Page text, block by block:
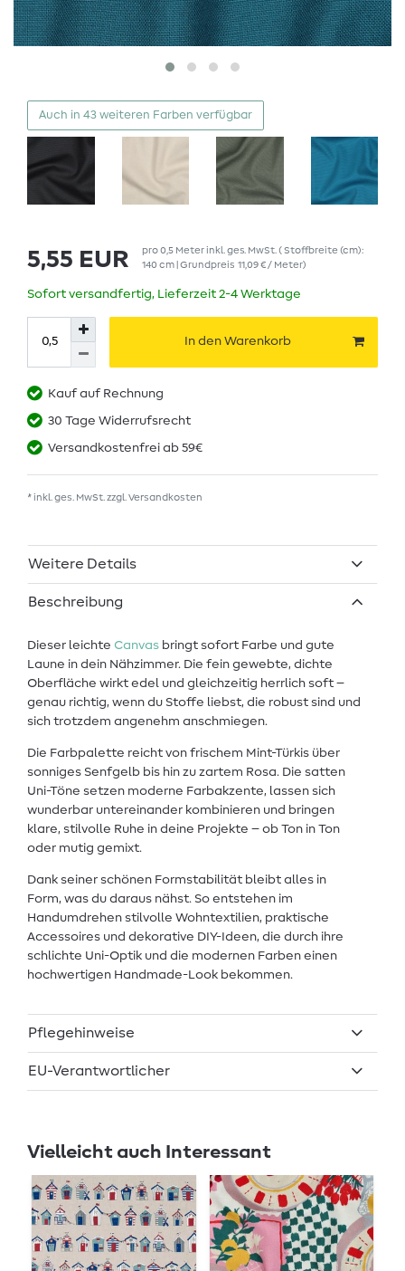
Auch in 43 weiteren Farben verfügbar
5,55 EUR pro0,5 Meterinkl. ges. MwSt. ( Stoffbreite (cm):
140 cm | Grundpreis 11,09 € / Meter)
Sofort versandfertig, Lieferzeit 2-4 Werktage
In den Warenkorb
Kauf auf Rechnung
30 Tage Widerrufsrecht
Versandkostenfrei ab 59€
* inkl. ges. MwSt. zzgl. Versandkosten
Weitere Details
Beschreibung
Dieser leichte Canvas bringt sofort Farbe und gute
Laune in dein Nähzimmer. Die fein gewebte, dichte
Oberfläche wirkt edel und gleichzeitig herrlich soft –
genau richtig, wenn du Stoffe liebst, die robust sind und
sich trotzdem angenehm anschmiegen.
Die Farbpalette reicht von frischem Mint-Türkis über
sonniges Senfgelb bis hin zu zartem Rosa. Die satten
Uni-Töne setzen moderne Farbakzente, lassen sich
wunderbar untereinander kombinieren und bringen
klare, stilvolle Ruhe in deine Projekte – ob Ton in Ton
oder mutig gemixt.
Dank seiner schönen Formstabilität bleibt alles in
Form, was du daraus nähst. So entstehen im
Handumdrehen stilvolle Wohntextilien, praktische
Accessoires und dekorative DIY-Ideen, die durch ihre
schlichte Uni-Optik und die modernen Farben einen
hochwertigen Handmade-Look bekommen.
Pflegehinweise
EU-Verantwortlicher
Vielleicht auch Interessant